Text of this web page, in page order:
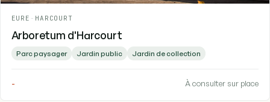
EURE - HARCOURT
Arboretum d'Harcourt
Parc paysager Jardin public Jardin de collection
- À consulter sur place